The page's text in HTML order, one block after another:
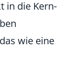
in die Kern-
wie eine